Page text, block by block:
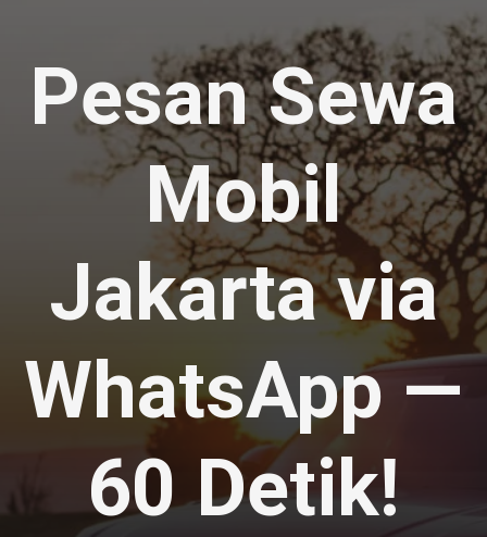
Pesan Sewa
Mobil
Jakarta via
WhatsApp —
60 Detik!